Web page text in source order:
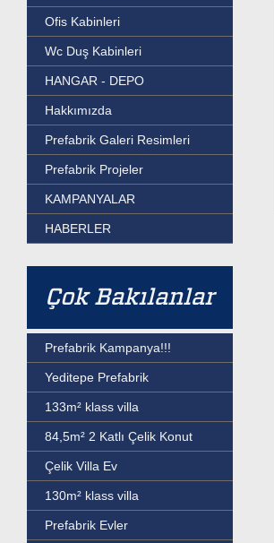
Ofis Kabinleri
Wc Duş Kabinleri
HANGAR - DEPO
Hakkımızda
Prefabrik Galeri Resimleri
Prefabrik Projeler
KAMPANYALAR
HABERLER
Çok Bakılanlar
Prefabrik Kampanya!!!
Yeditepe Prefabrik
133m² klass villa
84,5m² 2 Katlı Çelik Konut
Çelik Villa Ev
130m² klass villa
Prefabrik Evler